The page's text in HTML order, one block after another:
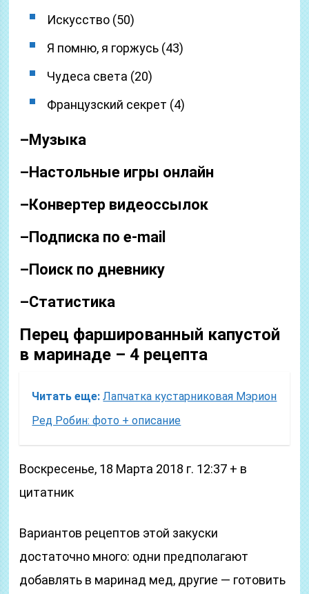
Искусство (50)
Я помню, я горжусь (43)
Чудеса света (20)
Французский секрет (4)
–Музыка
–Настольные игры онлайн
–Конвертер видеоссылок
–Подписка по e-mail
–Поиск по дневнику
–Статистика
Перец фаршированный капустой
в маринаде – 4 рецепта
Читать еще: Лапчатка кустарниковая Мэрион
Ред Робин: фото + описание
Воскресенье, 18 Марта 2018 г. 12:37 + в
цитатник
Вариантов рецептов этой закуски
достаточно много: одни предполагают
добавлять в маринад мед, другие — готовить